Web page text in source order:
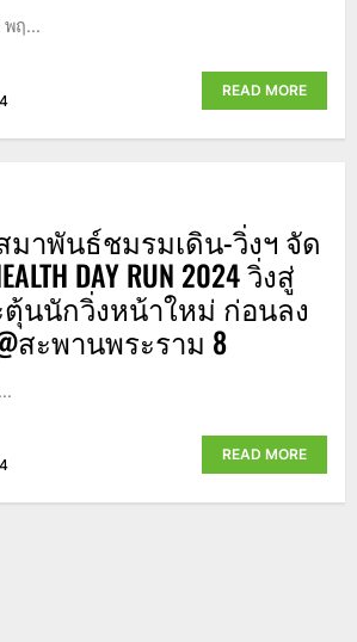
พฤ...
READ MORE
าพันธ์ชมรมเดิน-วิ่งฯ จัด
DAY RUN 2024 วิ่งสู่
นนักวิ่งหน้าใหม่ ก่อนลง
สะพานพระราม 8
READ MORE